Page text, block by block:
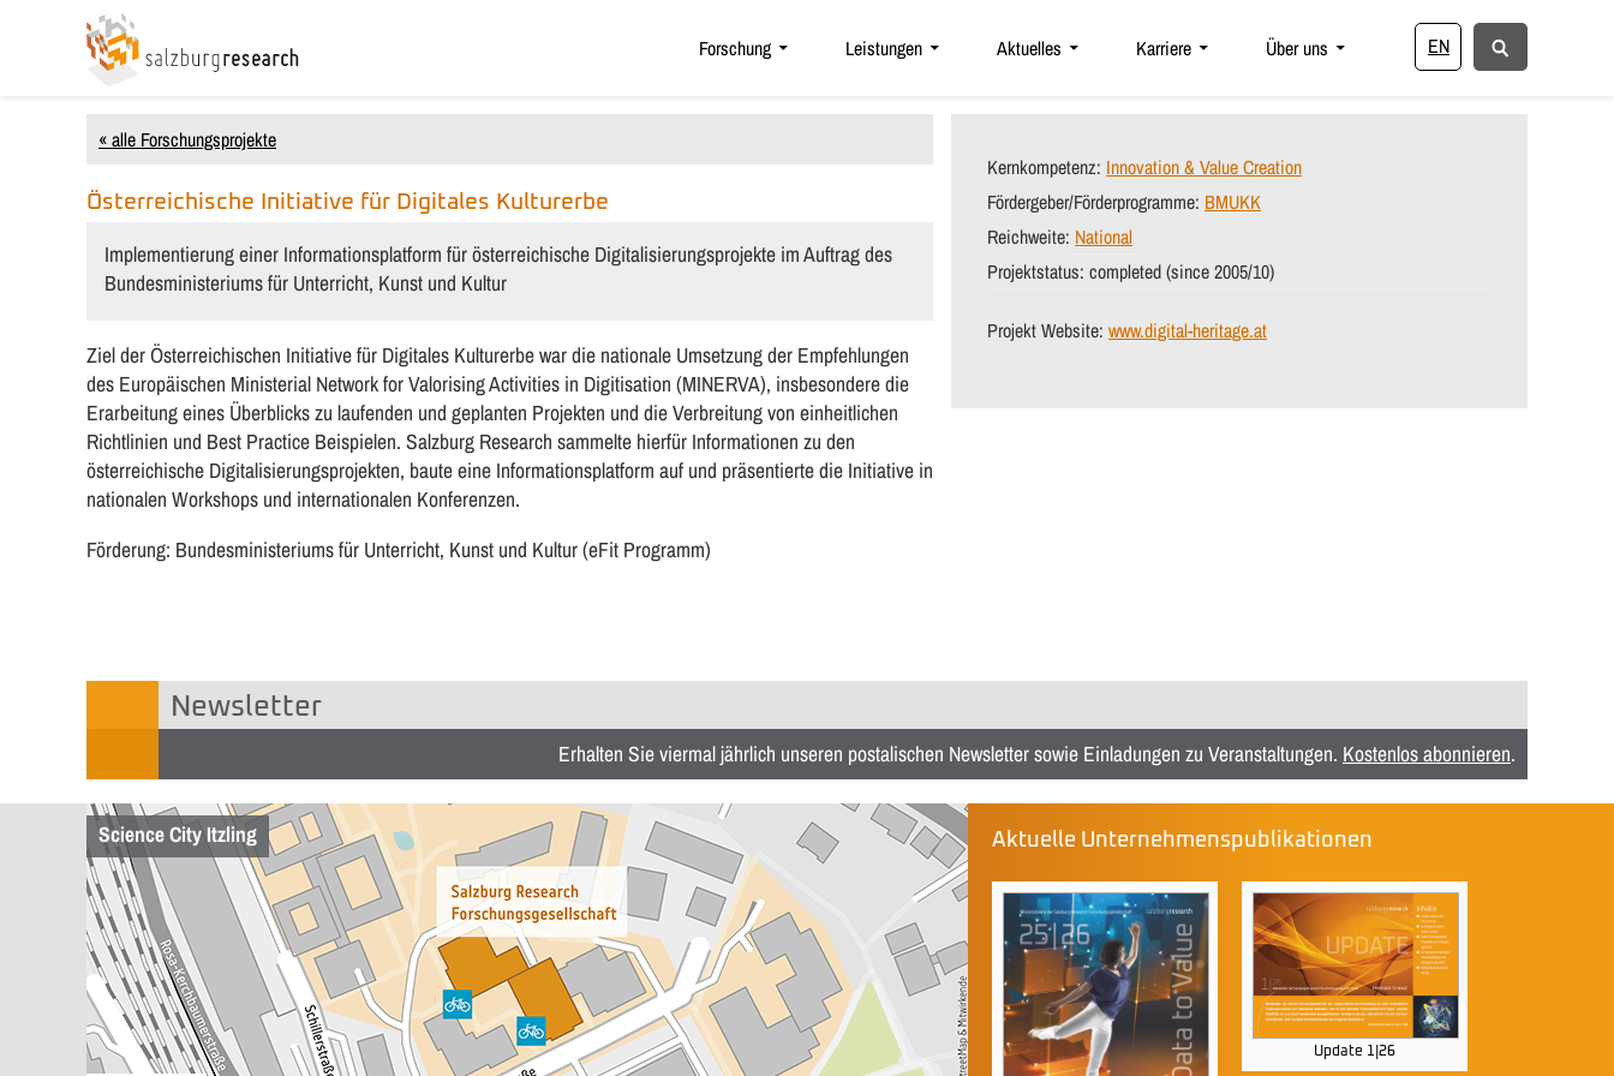
EN
Forschung Leistungen Aktuelles Karriere Über uns
« alle Forschungsprojekte
Österreichische Initiative für Digitales Kulturerbe
Implementierung einer Informationsplatform für österreichische Digitalisierungsprojekte im Auftrag des
Bundesministeriums für Unterricht, Kunst und Kultur
Ziel der Österreichischen Initiative für Digitales Kulturerbe war die nationale Umsetzung der Empfehlungen
des Europäischen Ministerial Network for Valorising Activities in Digitisation (MINERVA), insbesondere die
Erarbeitung eines Überblicks zu laufenden und geplanten Projekten und die Verbreitung von einheitlichen
Richtlinien und Best Practice Beispielen. Salzburg Research sammelte hierfür Informationen zu den
österreichische Digitalisierungsprojekten, baute eine Informationsplatform auf und präsentierte die Initiative in
nationalen Workshops und internationalen Konferenzen.
Förderung: Bundesministeriums für Unterricht, Kunst und Kultur (eFit Programm)
Kernkompetenz: Innovation & Value Creation
Fördergeber/Förderprogramme: BMUKK
Reichweite: National
Projektstatus: completed (since 2005/10)
Projekt Website: www.digital-heritage.at
Newsletter
Erhalten Sie viermal jährlich unseren postalischen Newsletter sowie Einladungen zu Veranstaltungen. Kostenlos abonnieren.
Science City Itzling Aktuelle Unternehmenspublikationen
Update 1|26